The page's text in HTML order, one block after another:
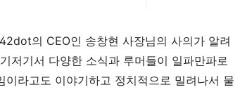
의 CEO인 송창현 사장님의 사의가 알려
저기서 다양한 소식과 루머들이 일파만파로
라고도 이야기하고 정치적으로 밀려나서 물